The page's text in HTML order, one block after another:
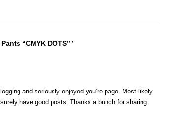
“CMYK DOTS””
and seriously enjoyed you’re page. Most likely
have good posts. Thanks a bunch for sharing